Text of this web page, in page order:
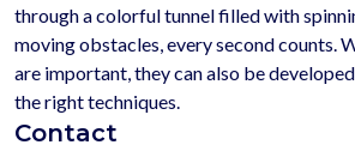
through a colorful tunnel filled with
moving obstacles, every second counts.
are important, they can also be
Contact